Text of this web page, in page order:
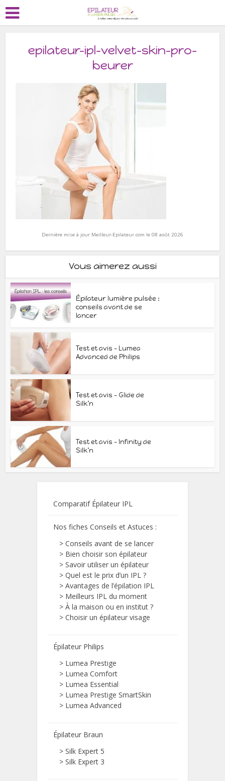
epilateur-ipl-velvet-skin-pro-
beurer
Dernière mise à jour Meilleur-Epilateur.com le 08 août 2026
Vous aimerez aussi
Épilateur lumière pulsée :
conseils avant de se
lancer
Test et avis – Lumea
Advanced de Philips
Test et avis – Glide de
Silk’n
Test et avis – Infinity de
Silk’n
Comparatif Épilateur IPL
Nos fiches Conseils et Astuces :
> Conseils avant de se lancer
> Bien choisir son épilateur
> Savoir utiliser un épilateur
> Quel est le prix d’un IPL ?
> Avantages de l’épilation IPL
> Meilleurs IPL du moment
> À la maison ou en institut ?
> Choisir un épilateur visage
Épilateur Philips
> Lumea Prestige
> Lumea Comfort
> Lumea Essential
> Lumea Prestige SmartSkin
> Lumea Advanced
Épilateur Braun
> Silk Expert 5
> Silk Expert 3